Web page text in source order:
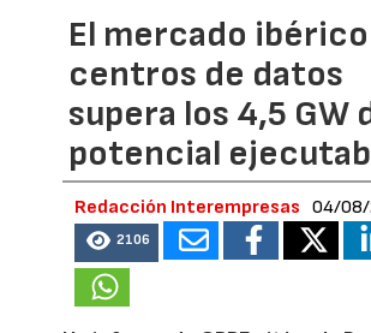
El mercado
centros de datos
supera los 4,5 GW
potencial
Redacción Interempresas 04/08/
2106